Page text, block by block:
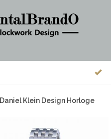
Daniel Klein Design Horloge